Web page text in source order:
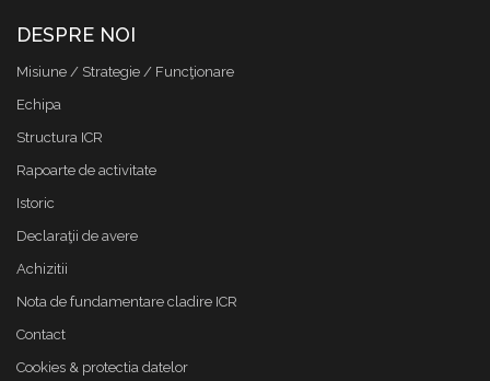
DESPRE NOI
Misiune / Strategie / Funcţionare
Echipa
Structura ICR
Rapoarte de activitate
Istoric
Declaraţii de avere
Achizitii
Nota de fundamentare cladire ICR
Contact
Cookies & protectia datelor